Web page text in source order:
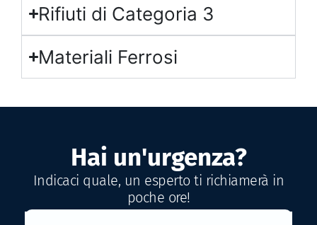
Rifiuti di Categoria 3
Materiali Ferrosi
Hai un'urgenza?
Indicaci quale, un esperto ti richiamerà in
poche ore!